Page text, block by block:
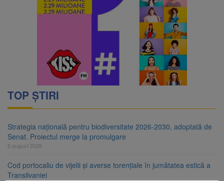
TOP ȘTIRI
Strategia națională pentru biodiversitate 2026-2030, adoptată de
Senat. Proiectul merge la promulgare
6 august 2026
Cod portocaliu de vijelii și averse torențiale în jumătatea estică a
Transilvaniei